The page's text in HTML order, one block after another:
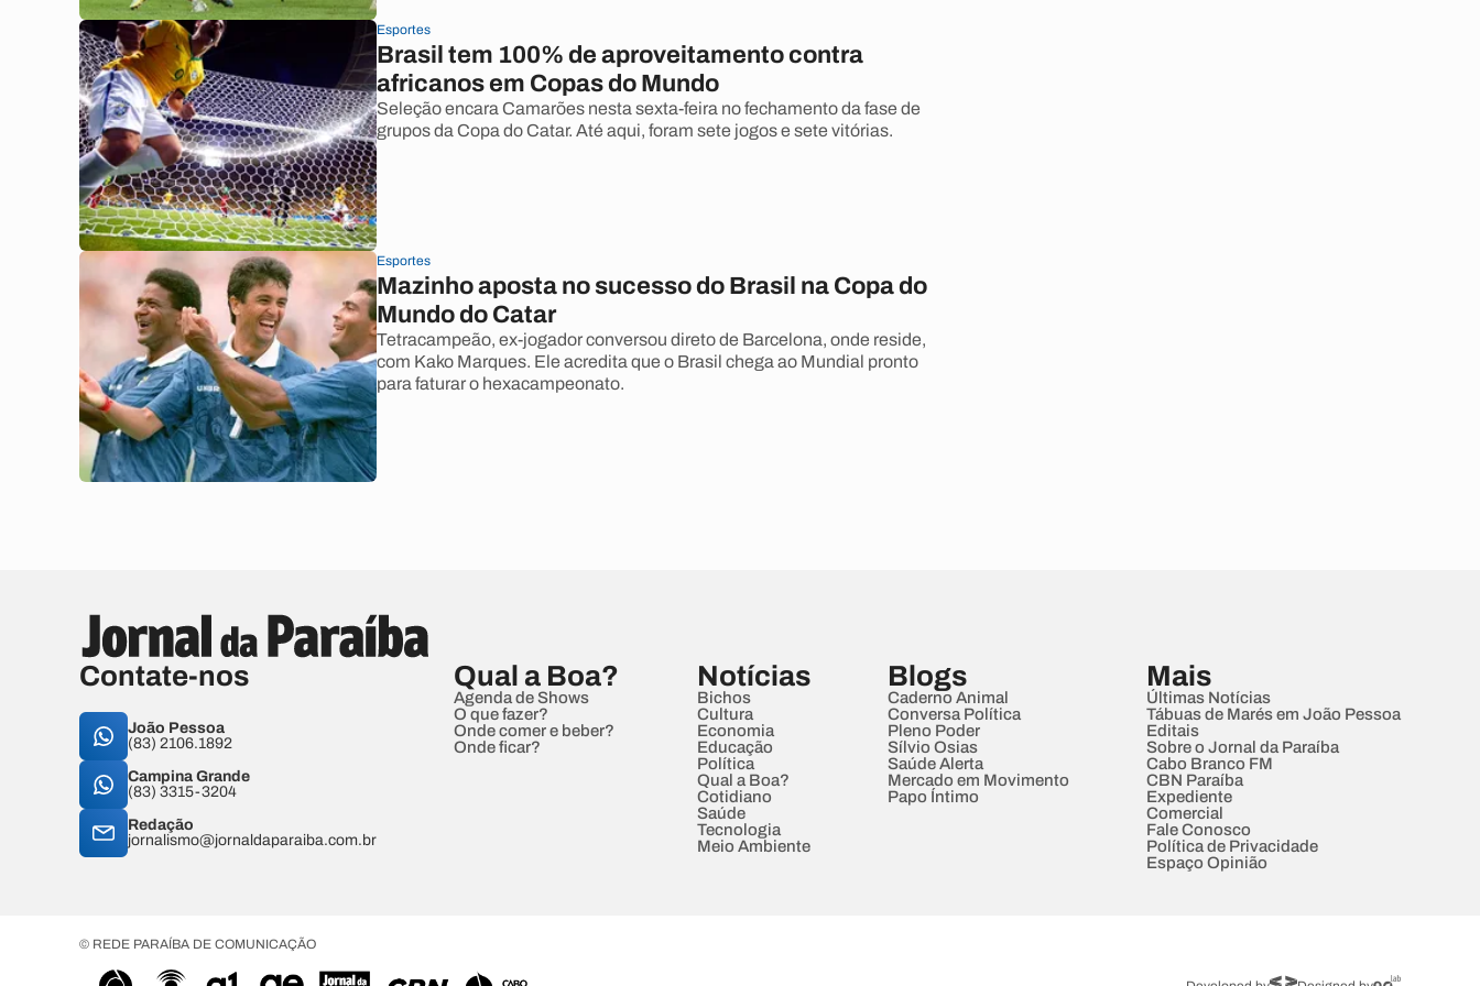
Esportes
Brasil tem 100% de aproveitamento contra
africanos em Copas do Mundo
Seleção encara Camarões nesta sexta-feira no fechamento da fase de
grupos da Copa do Catar. Até aqui, foram sete jogos e sete vitórias.
Esportes
Mazinho aposta no sucesso do Brasil na Copa do
Mundo do Catar
Tetracampeão, ex-jogador conversou direto de Barcelona, onde reside,
com Kako Marques. Ele acredita que o Brasil chega ao Mundial pronto
para faturar o hexacampeonato.
Contate-nos
João Pessoa
(83) 2106.1892
Campina Grande
(83) 3315-3204
Redação
jornalismo@jornaldaparaiba.com.br
Qual a Boa?
Agenda de Shows
O que fazer?
Onde comer e beber?
Onde ficar?
Notícias
Bichos
Cultura
Economia
Educação
Política
Qual a Boa?
Cotidiano
Saúde
Tecnologia
Meio Ambiente
Blogs
Caderno Animal
Conversa Política
Pleno Poder
Sílvio Osias
Saúde Alerta
Mercado em Movimento
Papo Íntimo
Mais
Últimas Notícias
Tábuas de Marés em João Pessoa
Editais
Sobre o Jornal da Paraíba
Cabo Branco FM
CBN Paraíba
Expediente
Comercial
Fale Conosco
Política de Privacidade
Espaço Opinião
© REDE PARAÍBA DE COMUNICAÇÃO